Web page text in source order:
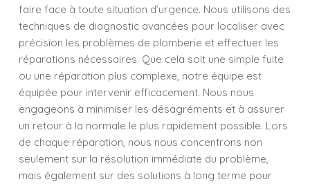
faire face à toute situation d’urgence. Nous utilisons des
techniques de diagnostic avancées pour localiser avec
précision les problèmes de plomberie et effectuer les
réparations nécessaires. Que cela soit une simple fuite
ou une réparation plus complexe, notre équipe est
équipée pour intervenir efficacement. Nous nous
engageons à minimiser les désagréments et à assurer
un retour à la normale le plus rapidement possible. Lors
de chaque réparation, nous nous concentrons non
seulement sur la résolution immédiate du problème,
mais également sur des solutions à long terme pour